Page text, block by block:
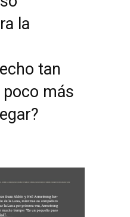
la
tan
más